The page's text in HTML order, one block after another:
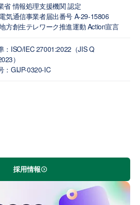
省 情報処理支援機関 認定
気通信事業者届出番号 A-29-15806
方創生テレワーク推進運動 Action宣言
：ISO/IEC 27001:2022（JIS Q
）
：GIJP-0320-IC
採用情報